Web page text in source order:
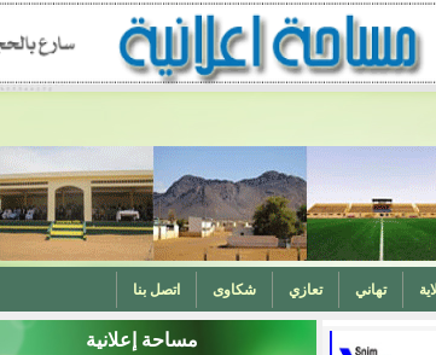
تهاني تعازي شكاوى اتصل بنا
حول الحرابة مساحة إعلانية